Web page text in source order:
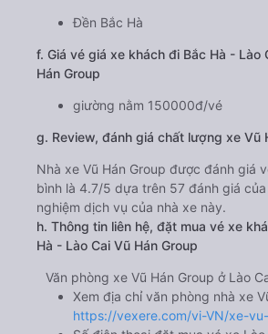
Đền Bắc Hà
f. Giá vé giá xe khách đi Bắc Hà - Lào
Hán Group
giường nằm 150000đ/vé
g. Review, đánh giá chất lượng xe Vũ
Nhà xe Vũ Hán Group được đánh giá
bình là 4.7/5 dựa trên 57 đánh giá
nghiệm dịch vụ của nhà xe này.
h. Thông tin liên hệ, đặt mua vé xe
Hà - Lào Cai Vũ Hán Group
Văn phòng xe Vũ Hán Group ở Lào
Xem địa chỉ văn phòng nhà xe
https://vexere.com/vi-VN/xe-